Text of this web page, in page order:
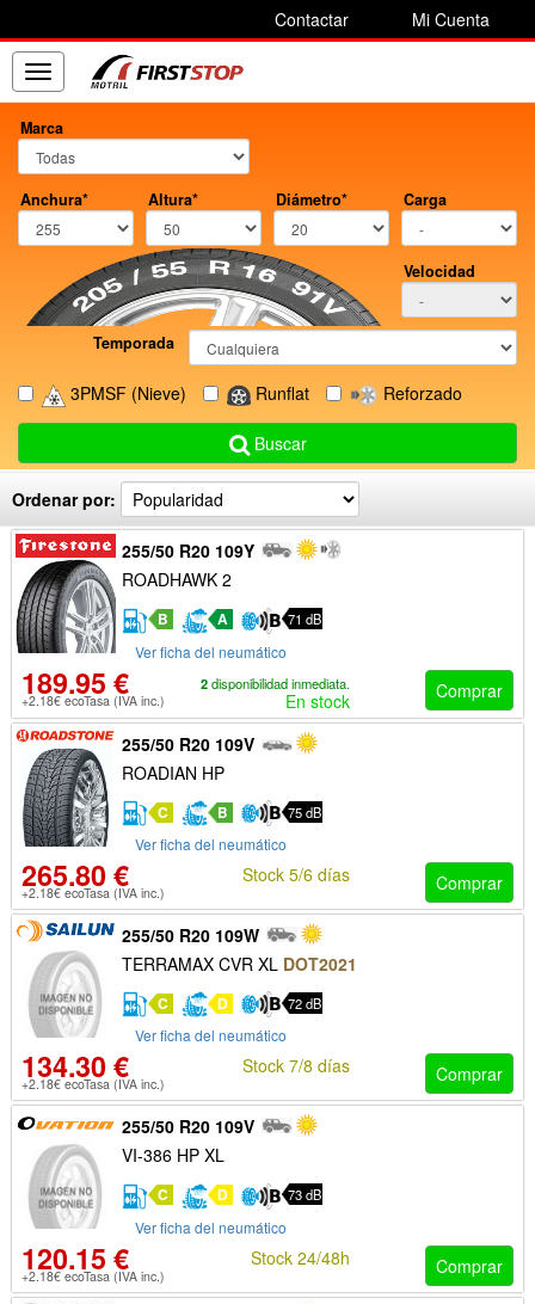
Contactar Mi Cuenta
Toggle
navigation
Marca
Anchura* Altura* Diámetro* Carga
Velocidad
Temporada
3PMSF (Nieve) Runflat Reforzado
Buscar
Ordenar por:
255/50 R20 109Y
ROADHAWK 2
B A 71 dB
Ver ficha del neumático
189.95 €
+2.18€ ecoTasa (IVA inc.) Comprar
2disponibilidad inmediata.
En stock
255/50 R20 109V
ROADIAN HP
C B 75 dB
Ver ficha del neumático
265.80 €
+2.18€ ecoTasa (IVA inc.) Comprar
Stock 5/6 días
255/50 R20 109W
TERRAMAX CVR XL DOT2021
C D 72 dB
Ver ficha del neumático
134.30 €
+2.18€ ecoTasa (IVA inc.) Comprar
Stock 7/8 días
255/50 R20 109V
VI-386 HP XL
C D 73 dB
Ver ficha del neumático
120.15 €
+2.18€ ecoTasa (IVA inc.) Comprar
Stock 24/48h